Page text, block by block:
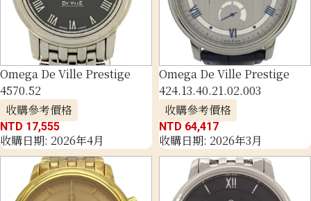
Omega De Ville Prestige
4570.52
收購參考價格
NTD 17,555
收購日期: 2026年4月
Omega De Ville Prestige
424.13.40.21.02.003
收購參考價格
NTD 64,417
收購日期: 2026年3月